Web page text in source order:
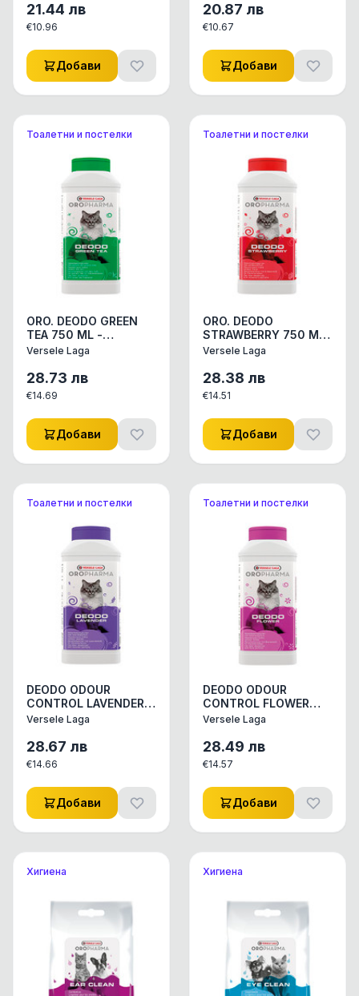
21.44 лв
€10.96
Добави
20.87 лв
€10.67
Добави
Тоалетни и постелки
ORO. DEODO GREEN
TEA 750 ML -
дезодорант на прах
с аромат на зелен
чай
Versele Laga
28.73 лв
€14.69
Добави
Тоалетни и постелки
ORO. DEODO
STRAWBERRY 750 ML-
дезодорант на прах
с аромат на ягода
Versele Laga
28.38 лв
€14.51
Добави
Тоалетни и постелки
DEODO ODOUR
CONTROL LAVENDER
750ml - ДЕЗОДОРАНТ
ТОАЛЕТНА С АРОМАТ
НА ЛАВА
Versele Laga
28.67 лв
€14.66
Добави
Тоалетни и постелки
DEODO ODOUR
CONTROL FLOWER
750 ml -
ПРАХ ЗА КОТЕШКА
ТОАЛЕТНА СЪС СВЕЖ
ЦВЕТЕН АР
Versele Laga
28.49 лв
€14.57
Добави
Хигиена Хигиена